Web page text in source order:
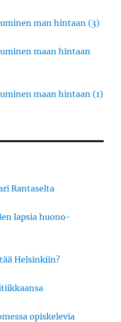
man hintaan (3)
maan hintaan
maan hintaan (1)
Rantaselta
lapsia huono-
Helsinkiin?
opiskelevia